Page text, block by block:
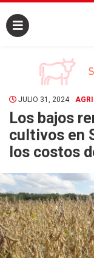
JULIO 31, 2024
Los bajos
cultivos en
los costos